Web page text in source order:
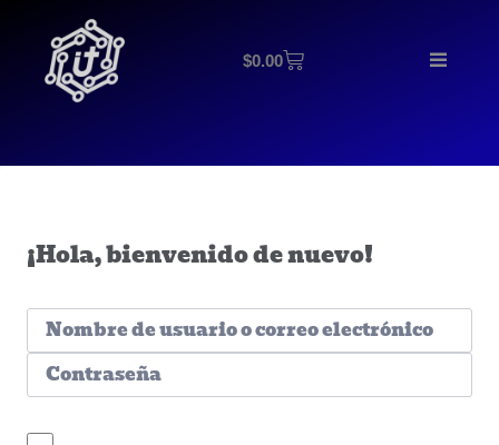
$0.00
¡Hola, bienvenido de nuevo!